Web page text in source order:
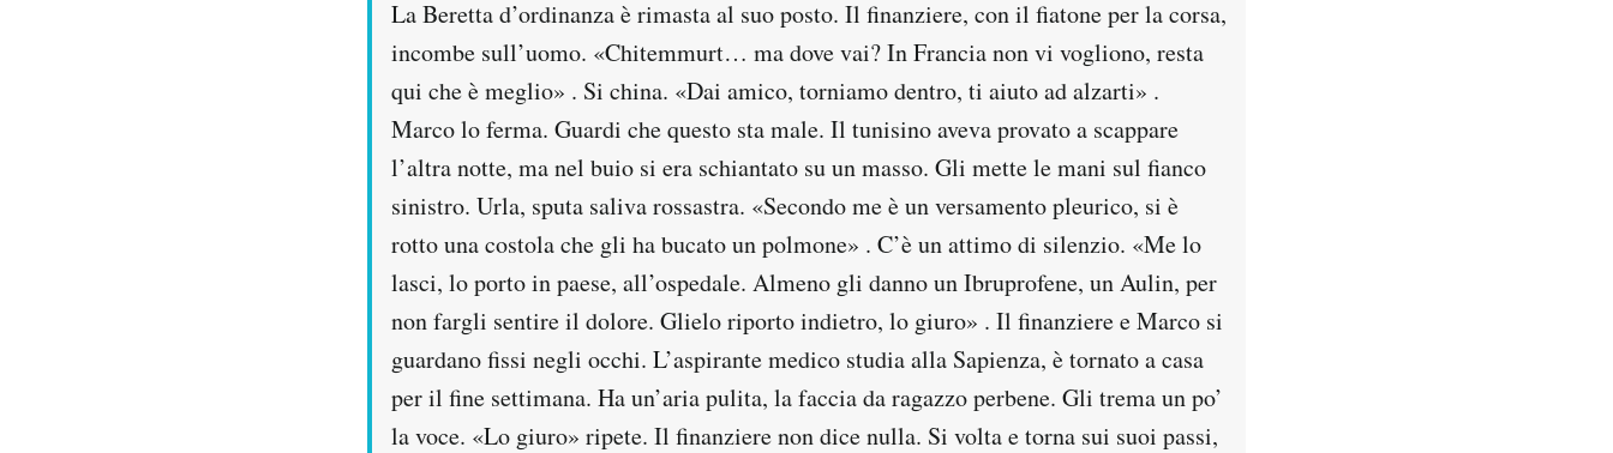
La Beretta d’ordinanza è rimasta al suo posto. Il finanziere, con il fiatone per la corsa,
incombe sull’uomo. «Chitemmurt… ma dove vai? In Francia non vi vogliono, resta
qui che è meglio» . Si china. «Dai amico, torniamo dentro, ti aiuto ad alzarti» .
Marco lo ferma. Guardi che questo sta male. Il tunisino aveva provato a scappare
l’altra notte, ma nel buio si era schiantato su un masso. Gli mette le mani sul fianco
sinistro. Urla, sputa saliva rossastra. «Secondo me è un versamento pleurico, si è
rotto una costola che gli ha bucato un polmone» . C’è un attimo di silenzio. «Me lo
lasci, lo porto in paese, all’ospedale. Almeno gli danno un Ibruprofene, un Aulin, per
non fargli sentire il dolore. Glielo riporto indietro, lo giuro» . Il finanziere e Marco si
guardano fissi negli occhi. L’aspirante medico studia alla Sapienza, è tornato a casa
per il fine settimana. Ha un’aria pulita, la faccia da ragazzo perbene. Gli trema un po’
la voce. «Lo giuro» ripete. Il finanziere non dice nulla. Si volta e torna sui suoi passi,